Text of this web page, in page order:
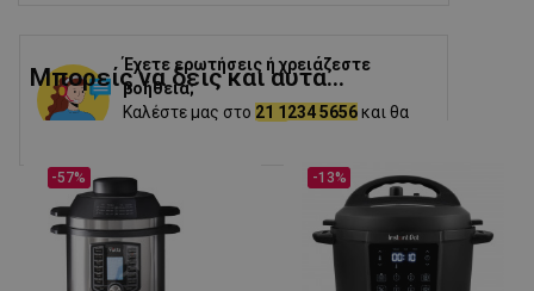
Έχετε ερωτήσεις ή χρειάζεστε
βοήθεια;
Καλέστε μας στο 21 1234 5656και θα
Μπορείς να δεις και αυτα...
-57% -13%